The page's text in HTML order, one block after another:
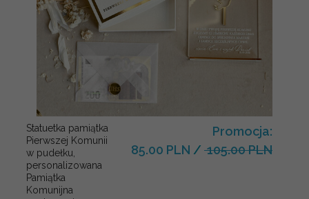
Statuetka pamiątka
Pierwszej Komunii
w pudełku,
personalizowana
Pamiątka
Komunijna
Promocja:
85.00 PLN / 105.00 PLN